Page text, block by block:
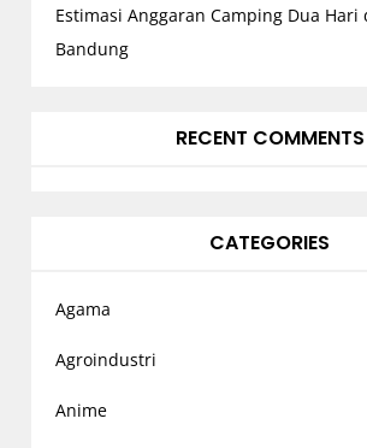
Estimasi Anggaran Camping Dua Hari
Bandung
RECENT COMMENTS
CATEGORIES
Agama
Agroindustri
Anime